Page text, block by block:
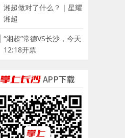
湘超做对了什么？｜星耀
湘超
“湘超”常德VS长沙，今天
12:18开票